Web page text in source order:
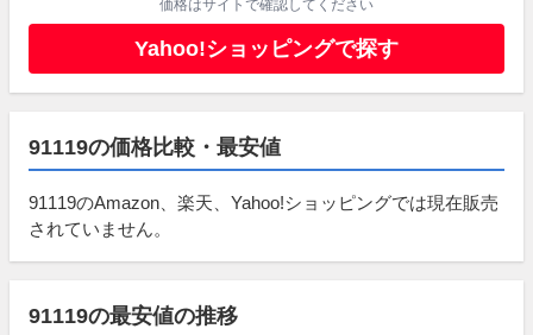
価格はサイトで確認してください
Yahoo!ショッピングで探す
91119の価格比較・最安値
91119のAmazon、楽天、Yahoo!ショッピングでは現在販売
されていません。
91119の最安値の推移